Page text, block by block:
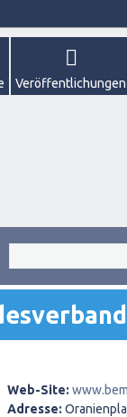
Veröffentlichungen
Web-Site:
Adresse: